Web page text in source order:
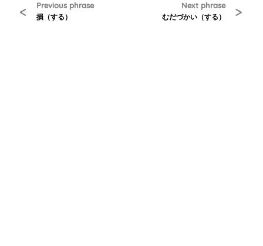
< Previous phrase
損（する）
Next phrase
むだづかい（する） >